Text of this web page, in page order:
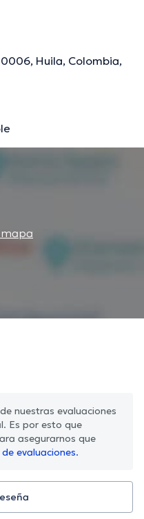
Huila, Colombia,
nuestras evaluaciones
Es por esto que
asegurarnos que
evaluaciones.